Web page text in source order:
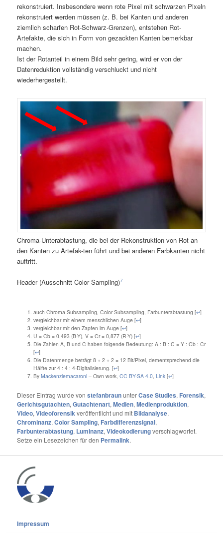
rekonstruiert. Insbesondere wenn rote Pixel mit schwarzen Pixeln
rekonstruiert werden müssen (z. B. bei Kanten und anderen
ziemlich scharfen Rot-Schwarz-Grenzen), entstehen Rot-
Artefakte, die sich in Form von gezackten Kanten bemerkbar
machen.
Ist der Rotanteil in einem Bild sehr gering, wird er von der
Datenreduktion vollständig verschluckt und nicht
wiederhergestellt.
Chroma-Unterabtastung, die bei der Rekonstruktion von Rot an
den Kanten zu Artefak-ten führt und bei anderen Farbkanten nicht
auftritt.
Header (Ausschnitt Color Sampling)7
auch Chroma Subsampling, Color Subsampling, Farbunterabtastung [↩]
vergleichbar mit einem menschlichen Auge[↩]
vergleichbar mit den Zapfen im Auge[↩]
U = Cb = 0,493 (B-Y), V = Cr = 0,877 (R-Y) [↩]
Die Zahlen A, B und C haben folgende Bedeutung: A : B : C = Y : Cb : Cr
[↩]
Die Datenmenge beträgt 8 + 2 + 2 = 12 Bit/Pixel, dementsprechend die
Hälfte zur 4 : 4 : 4-Digitalisierung. [↩]
By Mackenziemacaroni– Own work, CC BY-SA 4.0, Link[↩]
Dieser Eintrag wurde vonstefanbraununterCase Studies, Forensik,
Gerichtsgutachten,Gutachtenart,Medien,Medienproduktion,
Video,Videoforensikveröffentlicht und mit Bildanalyse,
Chrominanz,Color Sampling, Farbdifferenzsignal,
Farbunterabtastung, Luminanz,Videokodierungverschlagwortet.
Setze ein Lesezeichen für den Permalink.
Impressum